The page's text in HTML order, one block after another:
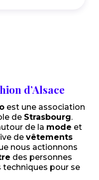
d’Alsace
est une association
de Strasbourg.
de la mode et
de vêtements
nous actionnons
des personnes
pour se